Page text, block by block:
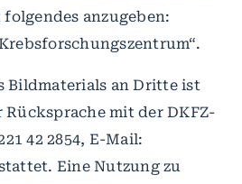
anzugeben:
Bildmaterials an Dritte ist
mit der DKFZ-
42 2854, E-Mail:
Eine Nutzung zu